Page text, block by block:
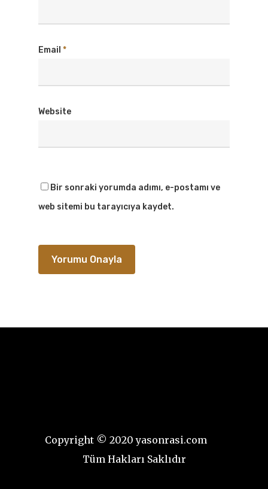
Email *
Website
Bir sonraki yorumda adımı, e-postamı ve
web sitemi bu tarayıcıya kaydet.
Copyright © 2020 yasonrasi.com
Tüm Hakları Saklıdır